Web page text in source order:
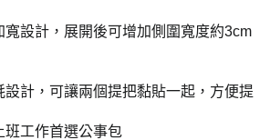
寬設計，展開後可增加側圍寬度約3cm
計，可讓兩個提把黏貼一起，方便提
班工作首選公事包